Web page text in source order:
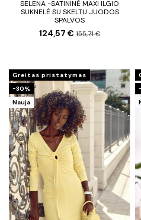
SELENA -SATININĖ MAXI ILGIO
SUKNELĖ SU SKELTU JUODOS
SPALVOS
124,57 € 155,71 €
Greitas pristatymas
−30%
Nauja